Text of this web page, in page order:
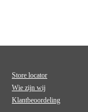
Store locator
Wie zijn wij
Klantbeoordeling